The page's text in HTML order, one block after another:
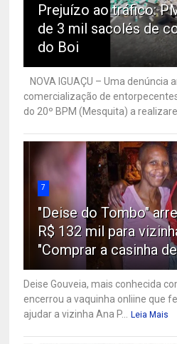
Prejuízo ao tráfico:
de 3 mil sacolés de
do Boi
NOVA IGUAÇU – Uma denúncia
comercialização de
do 20º BPM (Mesquita) a
7
"Deise do Tombo"
R$ 132 mil para
"Comprar a casinha
Deise Gouveia, mais conhecida
encerrou a vaquinha onliine que
ajudar a vizinha Ana P...
Leia Mais